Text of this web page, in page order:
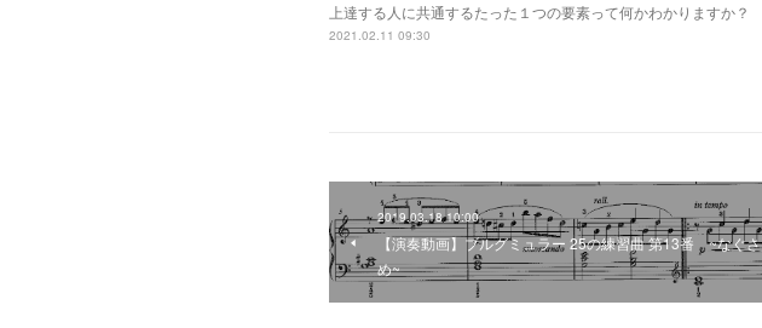
上達する人に共通するたった１つの要素って何かわかりますか？
2021.02.11 09:30
2019.03.18 10:00
【演奏動画】ブルグミュラー 25の練習曲 第13番 ~なぐさ
め~